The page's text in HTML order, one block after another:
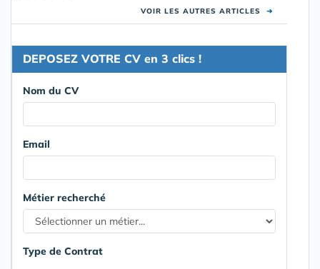
VOIR LES AUTRES ARTICLES ➜
DEPOSEZ VOTRE CV en 3 clics !
Nom du CV
Email
Métier recherché
Type de Contrat